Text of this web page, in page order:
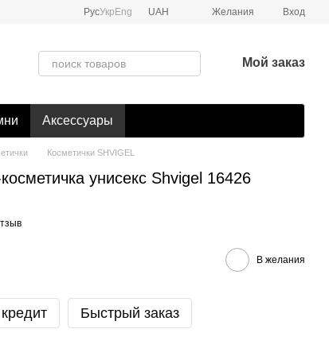
РусУкр Eng UAH Желания Вход
Мой заказ
Аксессуары
Косметички SHVIGEL
унисекс Shvigel 16426
В желания
Быстрый заказ